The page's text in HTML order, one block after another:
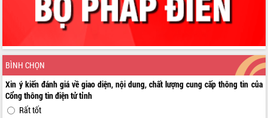
BÌNH CHỌN
Xin ý kiến đánh giá về giao diện, nội dung, chất lượng cung cấp thông tin của
Cổng thông tin điện tử tỉnh
Rất tốt